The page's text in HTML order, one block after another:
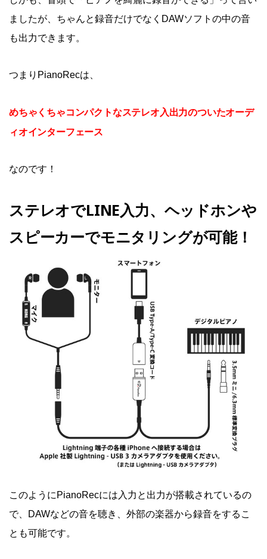
ましたが、ちゃんと録音だけでなくDAWソフトの中の音
も出力できます。
つまりPianoRecは、
めちゃくちゃコンパクトなステレオ入出力のついたオーデ
ィオインターフェース
なのです！
ステレオでLINE入力、ヘッドホンや
スピーカーでモニタリングが可能！
このようにPianoRecには入力と出力が搭載されているの
で、DAWなどの音を聴き、外部の楽器から録音をするこ
とも可能です。